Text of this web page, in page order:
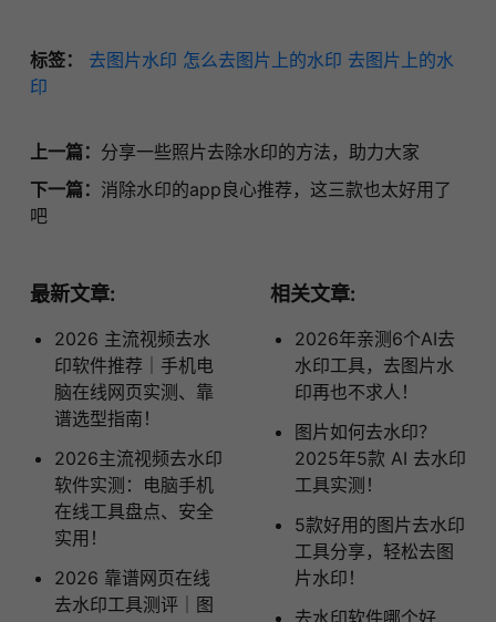
标签： 去图片水印 怎么去图片上的水印 去图片上的水
印
上一篇： 分享一些照片去除水印的方法，助力大家
下一篇： 消除水印的app良心推荐，这三款也太好用了
吧
最新文章:
2026 主流视频去水
印软件推荐｜手机电
脑在线网页实测、靠
谱选型指南！
2026主流视频去水印
软件实测：电脑手机
在线工具盘点、安全
实用！
2026 靠谱网页在线
去水印工具测评｜图
相关文章:
2026年亲测6个AI去
水印工具，去图片水
印再也不求人！
图片如何去水印？
2025年5款 AI 去水印
工具实测！
5款好用的图片去水印
工具分享，轻松去图
片水印！
去水印软件哪个好